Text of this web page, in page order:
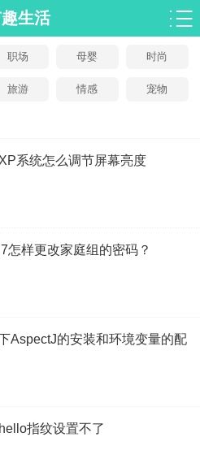
生活
职场 母婴 时尚
旅游 情感 宠物
系统怎么调节屏幕亮度
怎样更改家庭组的密码？
AspectJ的安装和环境变量的配
指纹设置不了